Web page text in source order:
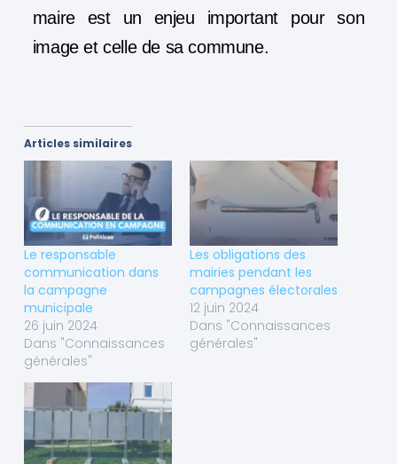
maire est un enjeu important pour son
image et celle de sa commune.
Articles similaires
Le responsable
communication dans
la campagne
municipale
26 juin 2024
Dans "Connaissances
générales"
Les obligations des
mairies pendant les
campagnes électorales
12 juin 2024
Dans "Connaissances
générales"